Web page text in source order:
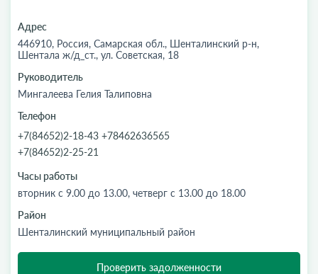
Адрес
446910, Россия, Самарская обл., Шенталинский р-н,
Шентала ж/д_ст., ул. Советская, 18
Руководитель
Мингалеева Гелия Талиповна
Телефон
+7(84652)2-18-43 +78462636565
+7(84652)2-25-21
Часы работы
вторник с 9.00 до 13.00, четверг с 13.00 до 18.00
Район
Шенталинский муниципальный район
Проверить задолженности